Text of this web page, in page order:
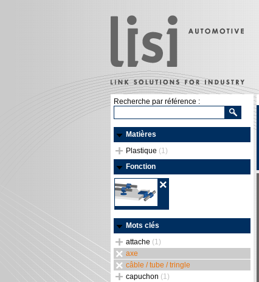
Recherche par référence :
Matières
Plastique (1)
Fonction
Mots clés
attache (1)
axe
câble / tube / tringle
capuchon (1)